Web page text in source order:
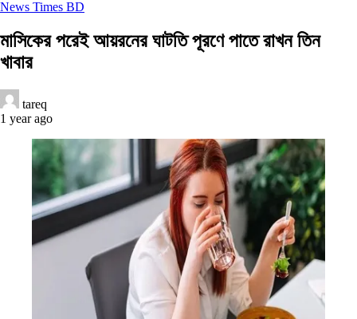
News Times BD
মাসিকের পরেই আয়রনের ঘাটতি পূরণে পাতে রাখন তিন
খাবার
tareq
1 year ago